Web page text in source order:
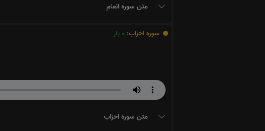
متن سوره انعام
سوره احزاب: 0 بار
متن سوره احزاب